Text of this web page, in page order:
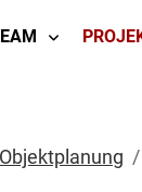
Objektplanung